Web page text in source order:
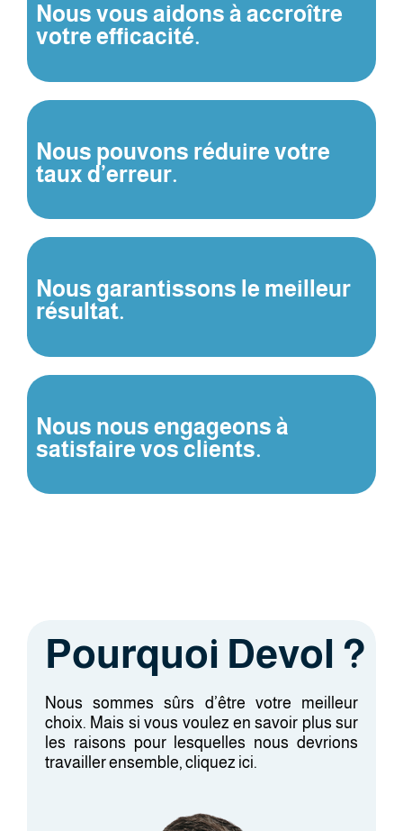
Nous vous aidons à accroître
votre efficacité.
Nous pouvons réduire votre
taux d’erreur.
Nous garantissons le meilleur
résultat.
Nous nous engageons à
satisfaire vos clients.
Pourquoi Devol ?
Nous sommes sûrs d’être votre meilleur
choix. Mais si vous voulez en savoir plus sur
les raisons pour lesquelles nous devrions
travailler ensemble, cliquez ici.